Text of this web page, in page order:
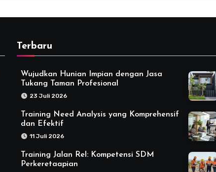
Terbaru
Wujudkan Hunian Impian dengan Jasa
Tukang Taman Profesional
23 Juli 2026
Training Need Analysis yang Komprehensif
dan Efektif
11 Juli 2026
Training Jalan Rel: Kompetensi SDM
Perkeretaapian